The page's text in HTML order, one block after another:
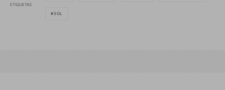
ETIQUETAS
SOL